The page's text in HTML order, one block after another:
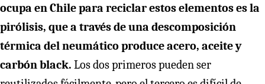
ocupa en Chile para reciclar estos elementos es la
pirólisis, que a través de una descomposición
térmica del neumático produce acero, aceite y
carbón black. Los dos primeros pueden ser